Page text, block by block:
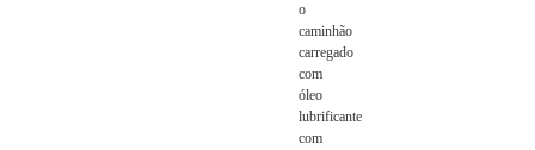
o
caminhão
carregado
com
óleo
lubrificante
com